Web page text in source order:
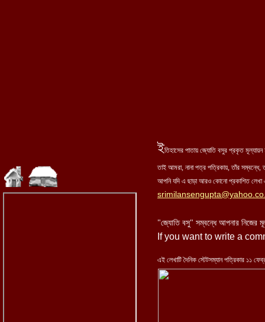
ইতিহাসের পাতায় জ্যোতি বসুর প্রকৃত
তাই আমরা, নানা পত্র পত্রিকায়, তাঁর সম্বন্ধে,
আপনি যদি এ ছাড়া আরও কোনো প্রকাশিত লেখা
"জ্যোতি বসু" সম্বন্ধে আপনার নিজের
If you want to write a
এই লেখাটি দৈনিক স্টেটসম্যান পত্রিকার ১১